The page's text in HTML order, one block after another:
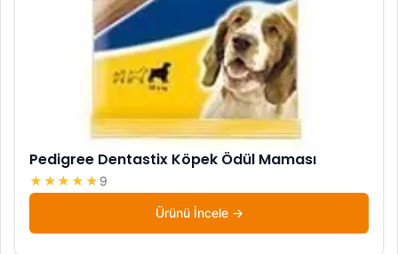
Pedigree Dentastix Köpek Ödül Maması
★★★★★ 9
Ürünü İncele